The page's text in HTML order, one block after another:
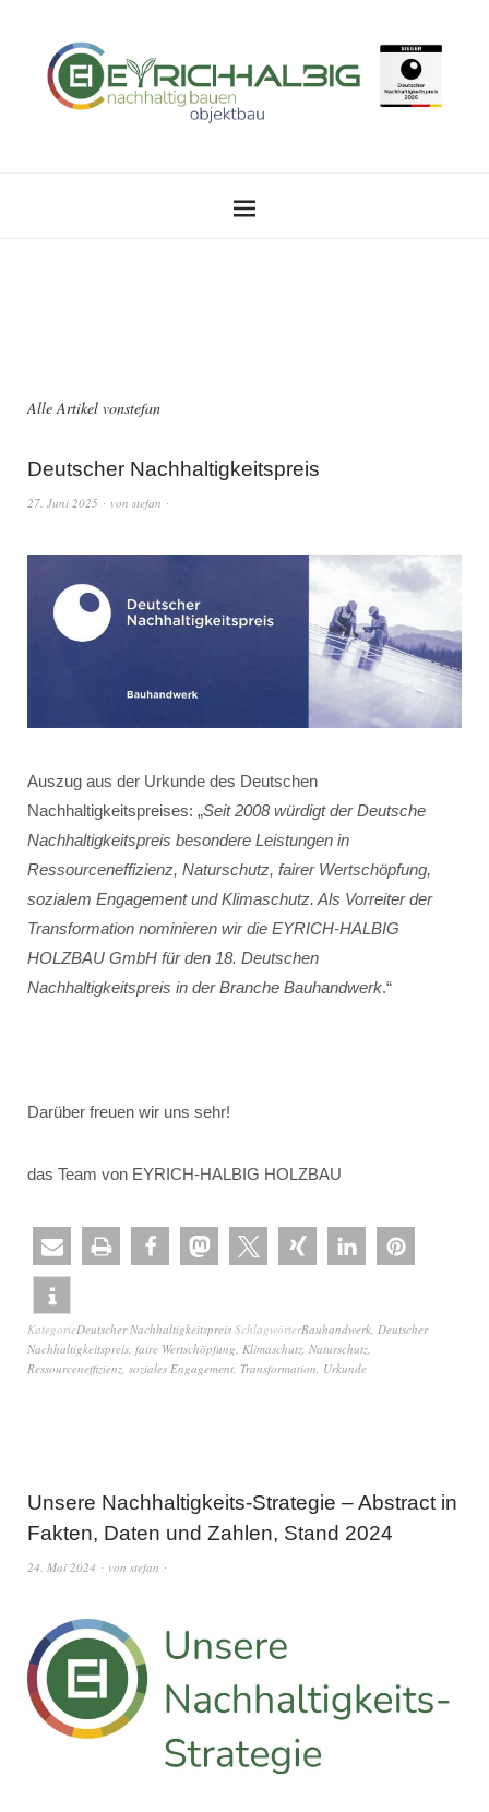
Alle Artikel vonstefan
Deutscher Nachhaltigkeitspreis
27. Juni 2025 von stefan
Auszug aus der Urkunde des Deutschen
Nachhaltigkeitspreises: „Seit 2008 würdigt der Deutsche
Nachhaltigkeitspreis besondere Leistungen in
Ressourceneffizienz, Naturschutz, fairer Wertschöpfung,
sozialem Engagement und Klimaschutz. Als Vorreiter der
Transformation nominieren wir die EYRICH-HALBIG
HOLZBAU GmbH für den 18. Deutschen
Nachhaltigkeitspreis in der Branche Bauhandwerk.“
Darüber freuen wir uns sehr!
das Team von EYRICH-HALBIG HOLZBAU
KategorieDeutscher Nachhaltigkeitspreis SchlagwörterBauhandwerk Deutscher
Nachhaltigkeitspreis faire Wertschöpfung Klimaschutz Naturschutz
Ressourceneffizienz soziales Engagement Transformation Urkunde
Unsere Nachhaltigkeits-Strategie – Abstract in
Fakten, Daten und Zahlen, Stand 2024
24. Mai 2024 von stefan